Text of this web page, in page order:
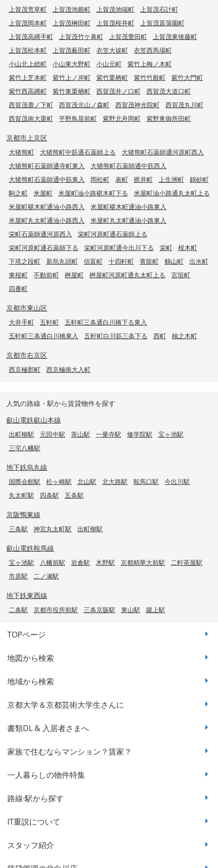
上賀茂荒草町
上賀茂池殿町 上賀茂池端町
上賀茂石計町
上賀茂岡本町
上賀茂榊田町 上賀茂桜井町
上賀茂菖蒲園町
上賀茂高縄手町
上賀茂竹ケ鼻町 上賀茂豊田町
上賀茂東後藤町
上賀茂松本町
上賀茂薮田町 衣笠大祓町
衣笠西馬場町
小山北上総町
小山東大野町 小山元町
紫竹上梅ノ木町
紫竹上芝本町
紫竹上ノ岸町 紫竹栗栖町 紫竹竹殿町
紫竹大門町
紫竹西高縄町
紫竹東栗栖町 西賀茂井ノ口町
西賀茂大道口町
西賀茂鹿ノ下町
西賀茂北山ノ森町 西賀茂神光院町
西賀茂丸川町
西賀茂南大栗町
平野鳥居前町 紫野北舟岡町 紫野東御所田町
京都市上京区
大猪熊町 大猪熊町中筋通石薬師上る
大猪熊町石薬師通河原町西入
大猪熊町石薬師通寺町東入
大猪熊町石薬師通中筋西入
大猪熊町石薬師通中筋東入
岡松町 表町 梶井町 上生洲町
錦砂町
駒之町
米屋町 米屋町油小路椹木町下る
米屋町油小路通丸太町上る
米屋町椹木町通油小路西入
米屋町椹木町通油小路東入
米屋町丸太町通油小路西入
米屋町丸太町通油小路東入
栄町石薬師通河原西入
栄町河原町通石薬師上る
栄町河原町通石薬師下る
栄町河原町通今出川下る 栄町
桜木町
下塔之段町
新烏丸頭町 信富町 十四軒町 青龍町 鶴山町
出水町
東桜町
不動前町 桝屋町 桝屋町河原町通丸太町上る
宮垣町
四番町
京都市東山区
大井手町 五軒町
五軒町三条通白川橋下る東入
五軒町三条通白川橋東入
五軒町白川筋三条下る 西町 柚之木町
京都市右京区
西京極郡町 西京極南大入町
人気の路線・駅から賃貸物件を探す
叡山電鉄叡山本線
出町柳駅 元田中駅 茶山駅 一乗寺駅 修学院駅
宝ヶ池駅
三宅八幡駅
地下鉄烏丸線
国際会館駅 松ヶ崎駅 北山駅 北大路駅 鞍馬口駅
今出川駅
丸太町駅
四条駅 五条駅
京阪鴨東線
三条駅 神宮丸太町駅 出町柳駅
叡山電鉄鞍馬線
宝ヶ池駅 八幡前駅 岩倉駅 木野駅 京都精華大前駅
二軒茶屋駅
市原駅
二ノ瀬駅
地下鉄東西線
二条駅 京都市役所前駅 三条京阪駅 東山駅 蹴上駅
TOPページ
地図から検索
地域から検索
京都大学＆京都芸術大学生さんに
書類DL & 入居者さまへ
家族で住むならマンション？賃家？
一人暮らしの物件特集
路線·駅から探す
IT重説について
スタッフ紹介